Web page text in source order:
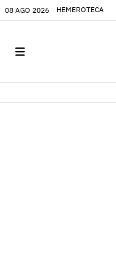
08 AGO 2026 HEMEROTECA